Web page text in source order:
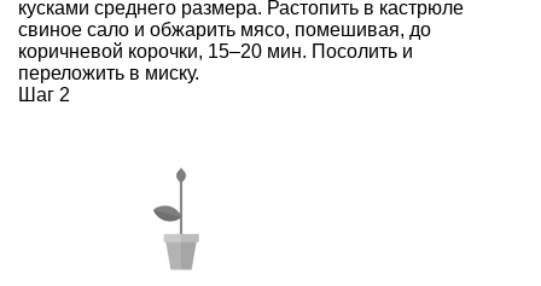
кусками среднего размера. Растопить в кастрюле
свиное сало и обжарить мясо, помешивая, до
коричневой корочки, 15–20 мин. Посолить и
переложить в миску.
Шаг 2